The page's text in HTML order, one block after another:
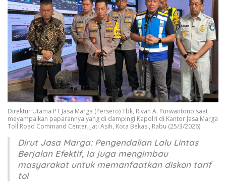
Direktur Utama PT Jasa Marga (Persero) Tbk, Rivan A. Purwantono saat
meyampaikan paparannya yang di dampingi Kapolri di Kantor Jasa Marga
Toll Road Command Center, Jati Asih, Kota Bekasi, Rabu (25/3/2026).
Dirut Jasa Marga: Pengendalian Lalu Lintas
Berjalan Efektif, Ia juga mengimbau
masyarakat untuk memanfaatkan diskon tarif
tol